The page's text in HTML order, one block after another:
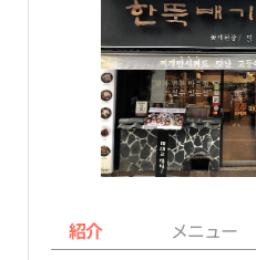
紹介 メニュー